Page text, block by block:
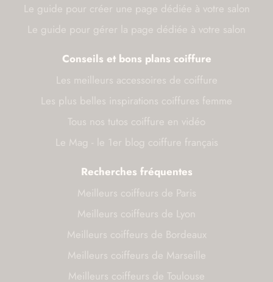
Le guide pour créer une page dédiée à votre salon
Le guide pour gérer la page dédiée à votre salon
Conseils et bons plans coiffure
Les meilleurs accessoires de coiffure
Les plus belles inspirations coiffures femme
Tous nos tutos coiffure en vidéo
Le Mag - le 1er blog coiffure français
Recherches fréquentes
Meilleurs coiffeurs de Paris
Meilleurs coiffeurs de Lyon
Meilleurs coiffeurs de Bordeaux
Meilleurs coiffeurs de Marseille
Meilleurs coiffeurs de Toulouse